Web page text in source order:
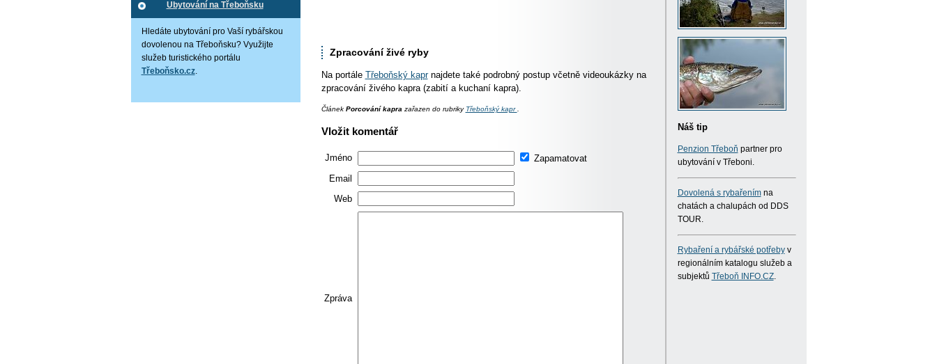
Zpracování živé ryby
Na portále Třeboňský kaprnajdete také podrobný postup včetně videoukázky na
zpracování živého kapra (zabití a kuchaní kapra).
Článek Porcování kapra zařazen do rubriky Třeboňský kapr
Vložit komentář
Jméno
Zapamatovat
Email
Web
Zpráva
Náš tip
Penzion Třeboň partner pro
ubytování v Třeboni.
Dovolená s rybařenímna
chatách a chalupách od DDS
TOUR.
Rybaření a rybářské potřebyv
regionálním katalogu služeb a
subjektů
Třeboň INFO.CZ.
Ubytování na Třeboňsku
Hledáte ubytování pro Vaší rybářskou
dovolenou na Třeboňsku? Využijte
služeb turistického portálu
Třeboňsko.cz.